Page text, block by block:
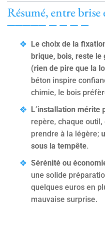
Résumé, entre brise
Le choix de la
brique, bois, reste
(rien de pire que la
béton inspire
chimie, le bois
L’installation mérite
repère, chaque outil,
prendre à la légère;
sous la tempête.
Sérénité ou
une solide
quelques euros en
mauvaise surprise.